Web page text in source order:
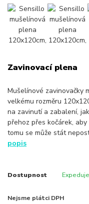
Zavinovací plena
Mušelínové zavinovačky
velkému rozměru
na zavinutí a zabalení,
přehoz přes kočárek,
tomu se může stát
popis
Dostupnost
Nejsme plátci DPH